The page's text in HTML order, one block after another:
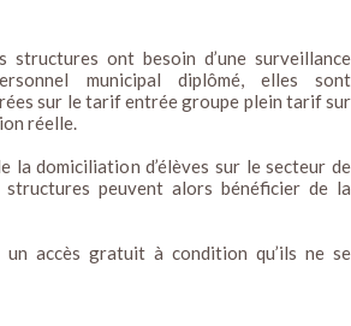
structures ont besoin d’une surveillance
municipal diplômé, elles sont
sur le tarif entrée groupe plein tarif sur
réelle.
la domiciliation d’élèves sur le secteur de
structures peuvent alors bénéficier de la
un accès gratuit à condition qu’ils ne se